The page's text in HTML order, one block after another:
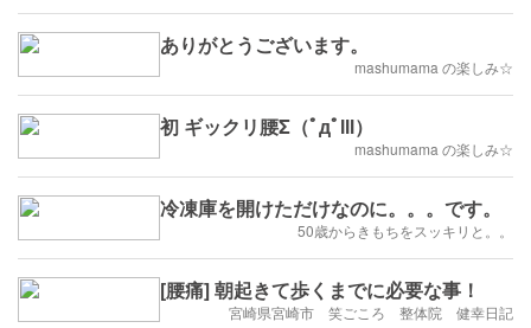
ありがとうございます。
mashumama の楽しみ☆
初 ギックリ腰Σ（ﾟдﾟlll）
mashumama の楽しみ☆
冷凍庫を開けただけなのに。。。です。
50歳からきもちをスッキリと。。
[腰痛] 朝起きて歩くまでに必要な事！
宮崎県宮崎市 笑ごころ 整体院 健幸日記